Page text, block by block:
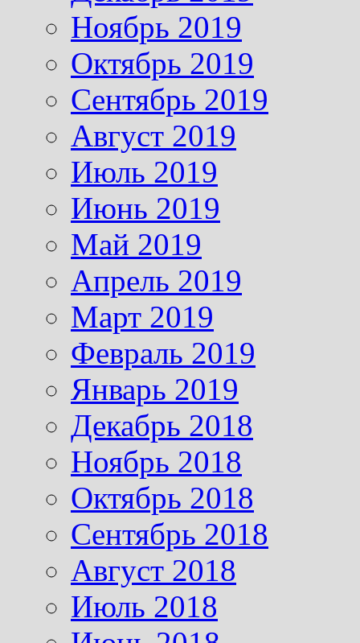
Ноябрь 2019
Октябрь 2019
Сентябрь 2019
Август 2019
Июль 2019
Июнь 2019
Май 2019
Апрель 2019
Март 2019
Февраль 2019
Январь 2019
Декабрь 2018
Ноябрь 2018
Октябрь 2018
Сентябрь 2018
Август 2018
Июль 2018